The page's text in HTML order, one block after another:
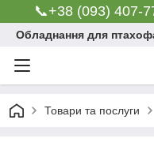
📞+38 (093) 407-
Обладнання для
Товари та послуги